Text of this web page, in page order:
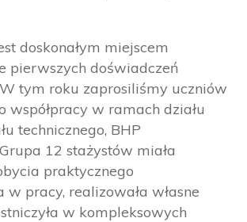
doskonałym miejscem
pierwszych doświadczeń
tym roku zaprosiliśmy uczniów
współpracy w ramach działu
technicznego, BHP
12 stażystów miała
praktycznego
w pracy, realizowała własne
w kompleksowych